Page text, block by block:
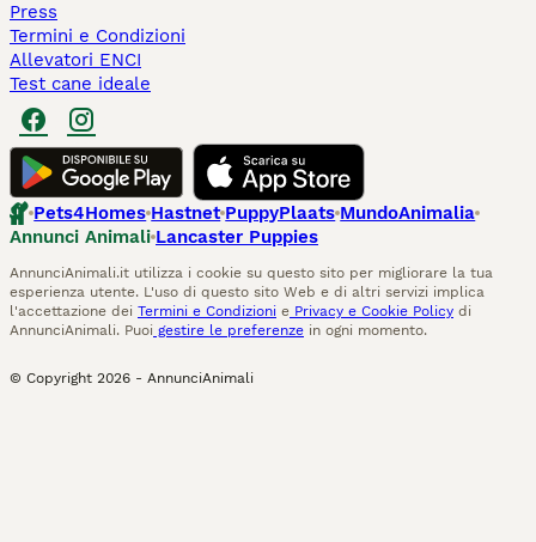
Press
Termini e Condizioni
Allevatori ENCI
Test cane ideale
Pets4Homes Hastnet PuppyPlaats MundoAnimalia
Annunci Animali Lancaster Puppies
AnnunciAnimali.it utilizza i cookie su questo sito per migliorare la tua
esperienza utente. L'uso di questo sito Web e di altri servizi implica
l'accettazione dei Termini e Condizioni e Privacy e Cookie Policy di
AnnunciAnimali. Puoi gestire le preferenze in ogni momento.
© Copyright 2026 - AnnunciAnimali